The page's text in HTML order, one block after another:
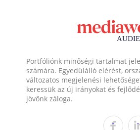
Portfóliónk minőségi tartalmat
számára. Egyedülálló elérést,
változatos megjelenési
keressük az új irányokat és
jövőnk záloga.